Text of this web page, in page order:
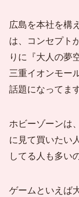
広島を本社を構
は、コンセプト
りに『大人の夢
三重イオンモー
話題になってます
ホビーゾーンは
に見て買いたい
してる人も多い
ゲームといえば